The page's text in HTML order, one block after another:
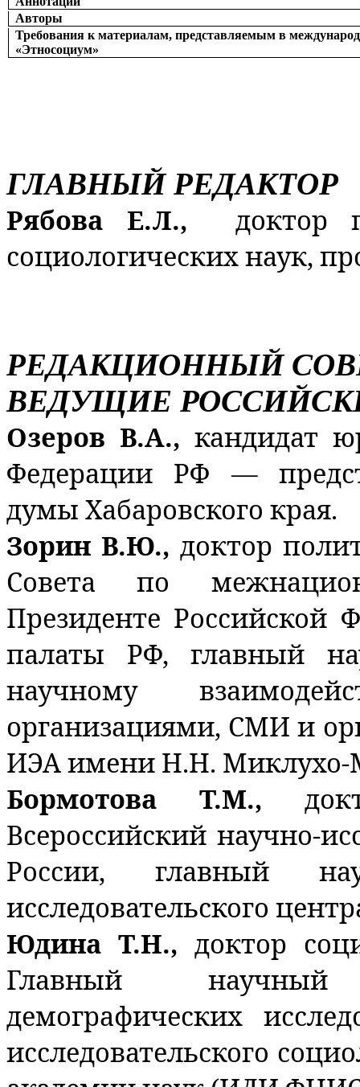
Авторы
Требования к материалам, представляемым в
«Этносоциум»
ГЛАВНЫЙ РЕДАКТОР
Рябова Е.Л., доктор
социологических наук,
РЕДАКЦИОННЫЙ
ВЕДУЩИЕ
Озеров В.А., кандидат
Федерации РФ —
думы Хабаровского края.
Зорин В.Ю., доктор
Совета по
Президенте Российской
палаты РФ, главный
научному
организациями, СМИ и
ИЭА имени Н.Н. Миклухо-
Бормотова Т.М.,
Всероссийский научно-
России, главный
исследовательского
Юдина Т.Н.,доктор
Главный научный
демографических
исследовательского